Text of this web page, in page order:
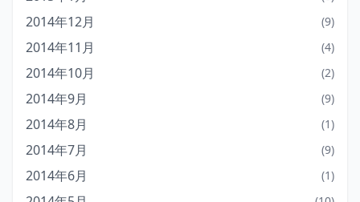
2014年12月 (9)
2014年11月 (4)
2014年10月 (2)
2014年9月 (9)
2014年8月 (1)
2014年7月 (9)
2014年6月 (1)